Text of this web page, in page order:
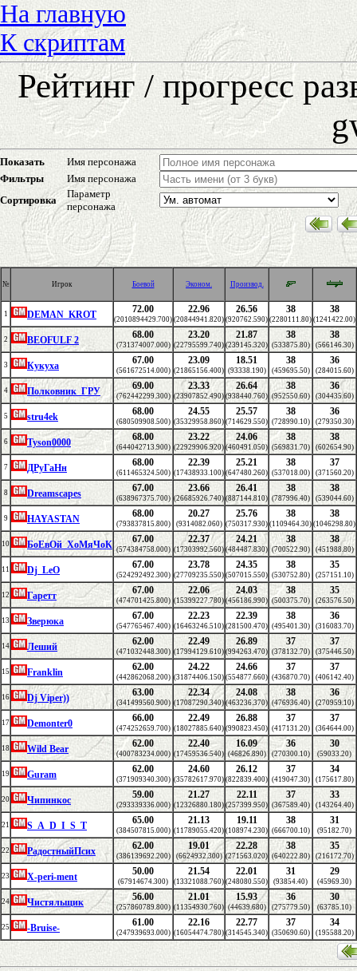
На главную
К скриптам
Рейтинг / прогресс
Показать
Имя персонажа
Фильтры
Имя персонажа
Сортировка
Параметр
персонажа
№ Игрок Боевой Эконом. Производ.
1 DEMAN_KROT 72.00
(2010894429.700)
22.96
(20844941.820)
26.56
(920762.590)
38
(2280111.80)
38
(1241422.00)
2 BEOFULF 2 68.00
(731374007.000)
23.20
(22795599.740)
21.87
(239145.320)
38
(533875.80)
38
(566146.30)
3 Кукуха 67.00
(561672514.000)
23.09
(21865156.400)
18.51
(93338.190)
38
(459695.50)
36
(284015.60)
4 Полковник_ГРУ 69.00
(762442299.300)
23.33
(23907852.490)
26.64
(938440.760)
38
(952550.60)
36
(304435.60)
5 stru4ek 68.00
(680509908.500)
24.55
(35329958.860)
25.57
(714629.550)
38
(728990.10)
36
(279350.30)
6 Tyson0000 68.00
(644042713.900)
23.22
(22929906.920)
24.06
(460491.050)
38
(569831.70)
38
(602654.90)
7 ДРуГаНн 68.00
(611465324.500)
22.39
(17438933.100)
25.21
(647480.260)
38
(537018.00)
37
(371560.20)
8 Dreamscapes 67.00
(638967375.700)
23.66
(26685926.740)
26.41
(887144.810)
38
(787996.40)
38
(539044.60)
9 HAYASTAN 68.00
(793837815.800)
20.27
(9314082.060)
25.76
(750317.930)
38
(1109464.30)
38
(1046298.80)
10 БоЕвОй_ХоМяЧоК 67.00
(574384758.000)
22.37
(17303992.560)
24.21
(484487.830)
38
(700522.90)
38
(451988.80)
11 Dj_LeO 67.00
(524292492.300)
23.78
(27709235.550)
24.35
(507015.550)
38
(530752.80)
35
(257151.10)
12 Гаретт 67.00
(474701425.800)
22.06
(15399227.780)
24.03
(456186.990)
38
(500375.70)
35
(263576.50)
13 Зверюка 67.00
(547765467.400)
22.23
(16463246.510)
22.39
(281500.470)
38
(495401.30)
36
(316083.70)
14 Леший 62.00
(471032448.300)
22.49
(17994129.610)
26.89
(994263.470)
37
(378132.70)
37
(375446.50)
15 Franklin 62.00
(442862068.200)
24.22
(31874406.150)
24.66
(554877.660)
37
(436870.70)
37
(406142.40)
16 Dj Viper)) 63.00
(341499560.900)
22.34
(17087290.340)
24.08
(463236.370)
38
(476936.40)
36
(270959.10)
17 Demonter0 66.00
(474252659.700)
22.49
(18027885.640)
26.88
(990823.450)
37
(417131.20)
37
(364644.00)
18 Wild Bear 62.00
(400783234.000)
22.40
(17459536.540)
16.09
(46826.890)
36
(270300.10)
30
(59033.20)
19 Guram 62.00
(371909340.300)
24.60
(35782617.970)
26.12
(822839.400)
37
(419047.30)
34
(175617.80)
20 Чипинкос 59.00
(293339336.000)
21.27
(12326880.180)
22.11
(257399.950)
37
(367589.40)
33
(143264.40)
21 S_A_D_I_S_T 65.00
(384507815.000)
21.13
(11789055.420)
19.11
(108974.230)
38
(666700.10)
31
(95182.70)
22 РадостныйПсих 62.00
(386139692.200)
19.01
(6624932.300)
22.28
(271563.020)
38
(640222.80)
35
(216172.70)
23 X-peri-ment 50.00
(67914674.300)
21.54
(13321088.760)
22.01
(248080.550)
31
(93854.40)
29
(45969.30)
24 Чистяльщик 56.00
(257860789.800)
21.01
(11354930.760)
15.93
(44639.680)
36
(275779.50)
30
(63785.10)
25 -Bruise- 61.00
(247939693.000)
22.16
(16054474.780)
22.77
(314545.340)
37
(350690.60)
34
(195588.20)